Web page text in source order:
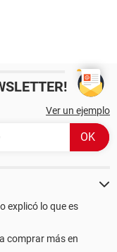
Ver un ejemplo
explicó lo que es
comprar más en